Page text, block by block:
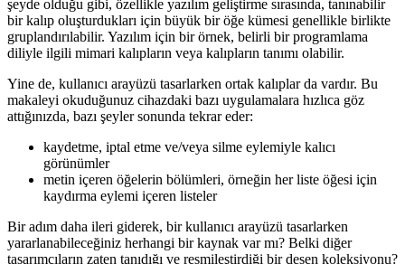
Bir UI kalıbını hiç duymadıysanız, işte hızlı bir açıklama: çoğu
şeyde olduğu gibi, özellikle yazılım geliştirme sırasında, tanınabilir
gruplandırılabilir. Yazılım için bir örnek, belirli bir programlama
diliyle ilgili mimari kalıpların veya kalıpların tanımı olabilir.
makaleyi okuduğunuz cihazdaki bazı uygulamalara hızlıca göz
attığınızda, bazı şeyler sonunda tekrar eder:
kaydetme, iptal etme ve/veya silme eylemiyle kalıcı
metin içeren öğelerin bölümleri, örneğin her liste öğesi için
kaydırma eylemi içeren listeler